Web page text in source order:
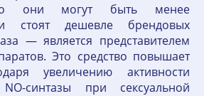
они могут быть менее
стоят дешевле брендовых
— является представителем
Это средство повышает
увеличению активности
NO-синтазы при сексуальной